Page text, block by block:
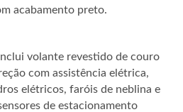
acabamento preto.
volante revestido de couro
com assistência elétrica,
elétricos, faróis de neblina e
de estacionamento